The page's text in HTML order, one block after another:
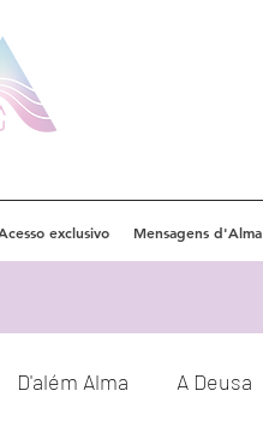
exclusivo Mensagens d'Alma
D'além Alma A Deusa